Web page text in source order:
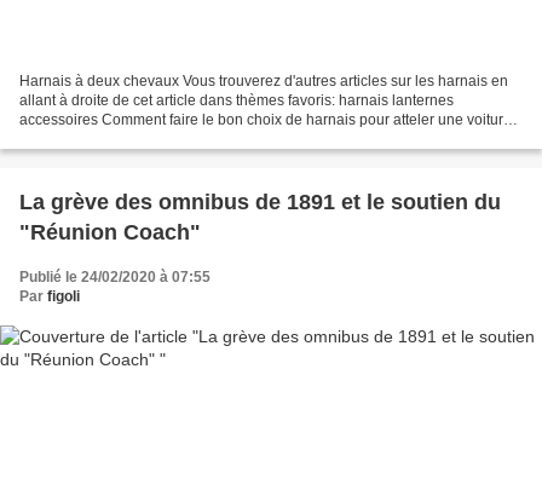
Harnais à deux chevaux Vous trouverez d'autres articles sur les harnais en
allant à droite de cet article dans thèmes favoris: harnais lanternes
accessoires Comment faire le bon choix de harnais pour atteler une voiture
La grève des omnibus de 1891 et le soutien du
"Réunion Coach"
Publié le 24/02/2020 à 07:55
Par figoli